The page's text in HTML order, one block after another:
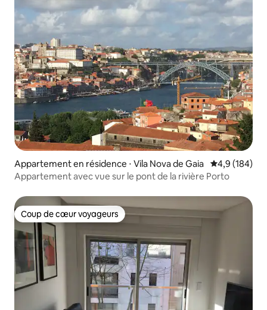
Appartement en résidence ⋅ Vila Nova de Gaia Évaluation
4,9 (184)
Appartement avec vue sur le pont de la rivière Porto
Coup de cœur voyageurs
Coup de cœur voyageurs